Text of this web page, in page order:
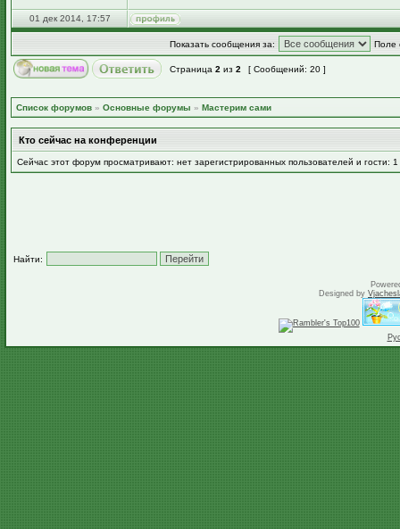
01 дек 2014, 17:57
Показать сообщения за: Поле
Страница 2 из 2 [ Сообщений: 20 ]
Список форумов » Основные форумы » Мастерим сами
Кто сейчас на конференции
Сейчас этот форум просматривают: нет зарегистрированных пользователей и гости: 1
Найти:
Designed by